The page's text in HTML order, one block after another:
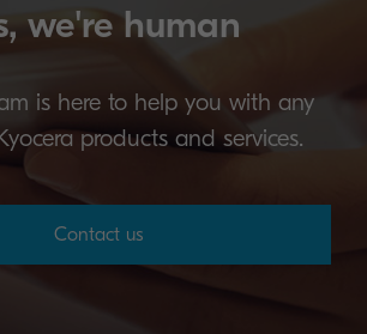
we're human
is here to help you with any
products and services.
Contact us